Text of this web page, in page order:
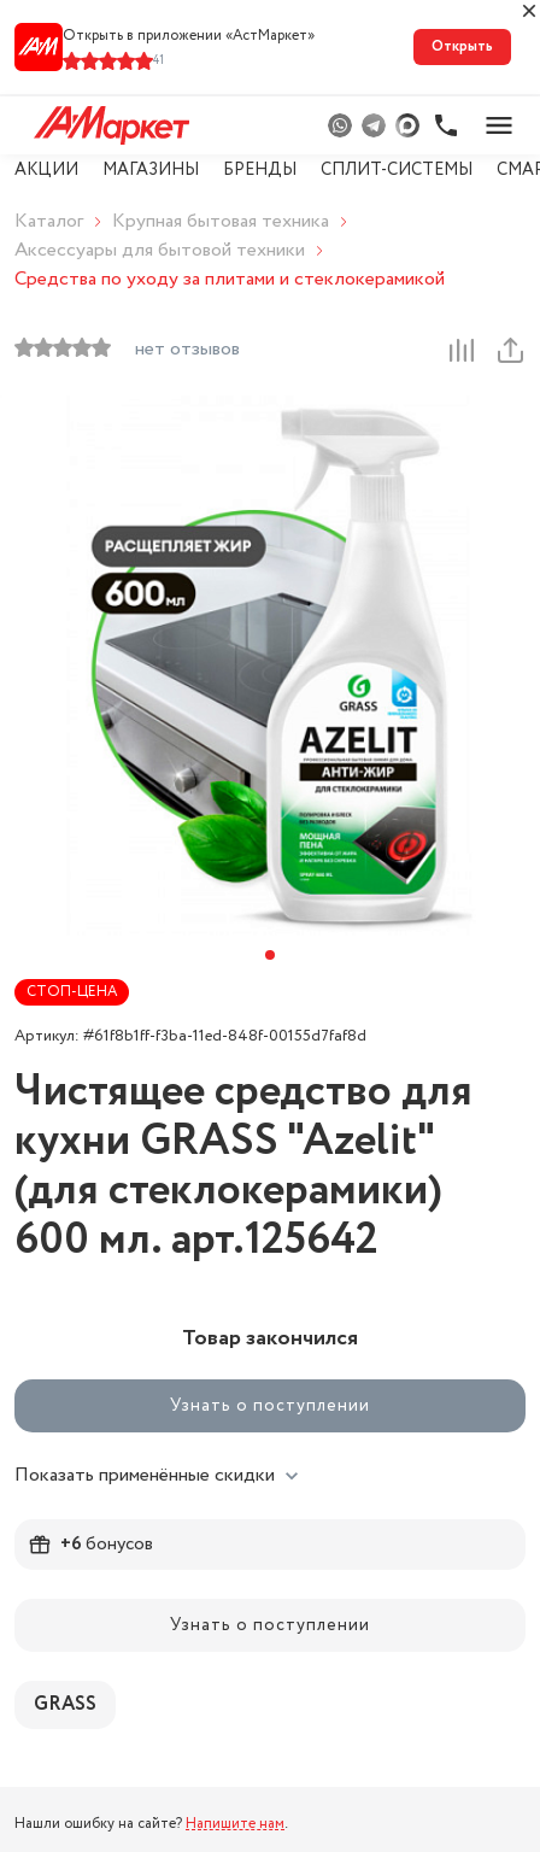
Открыть в приложении «АстМарке‪т‬»
41
Открыть
АКЦИИ МАГАЗИНЫ БРЕНДЫ СПЛИТ-СИСТЕМЫ
Каталог
Крупная бытовая техника
Аксессуары для бытовой техники
Средства по уходу за плитами и стеклокерамикой
нет отзывов
СТОП-ЦЕНА
Артикул: #61f8b1ff-f3ba-11ed-848f-00155d7faf8d
Чистящее средство для
кухни GRASS "Azelit"
(для стеклокерамики)
600 мл. арт.125642
Товар закончился
Узнать о поступлении
Показать применённые скидки
+6бонусов
Узнать о поступлении
GRASS
Нашли ошибку на сайте? Напишите нам.